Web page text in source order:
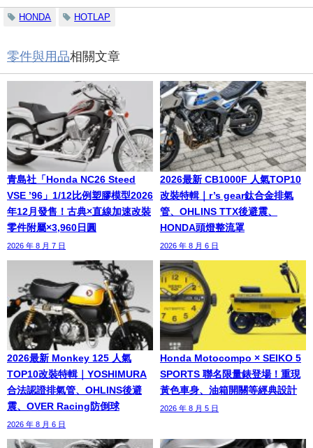
HONDA HOTLAP
零件與用品相關文章
青島社「Honda NC26 Steed
VSE ’96」1/12比例塑膠模型2026
年12月發售！古典×直線加速改裝
零件附屬×3,960日圓
2026 年 8 月 7 日
2026最新 CB1000F 人氣TOP10
改裝特輯｜r’s gear鈦合金排氣
管、OHLINS TTX後避震、
HONDA頭燈整流罩
2026 年 8 月 6 日
2026最新 Monkey 125 人氣
TOP10改裝特輯｜YOSHIMURA
合法認證排氣管、OHLINS後避
震、OVER Racing防倒球
2026 年 8 月 6 日
Honda Motocompo × SEIKO 5
SPORTS 聯名限量錶登場！重現
黃色車身、油箱開關等經典設計
2026 年 8 月 5 日